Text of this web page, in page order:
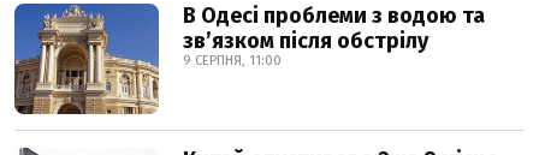
В Одесі проблеми з водою та
звʼязком після обстрілу
9 СЕРПНЯ, 11:00